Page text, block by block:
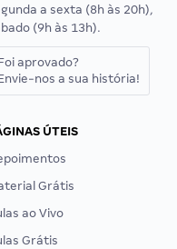
a sexta (8h às 20h),
(9h às 13h).
aprovado?
nos a sua história!
ÚTEIS
Grátis
ao Vivo
Grátis